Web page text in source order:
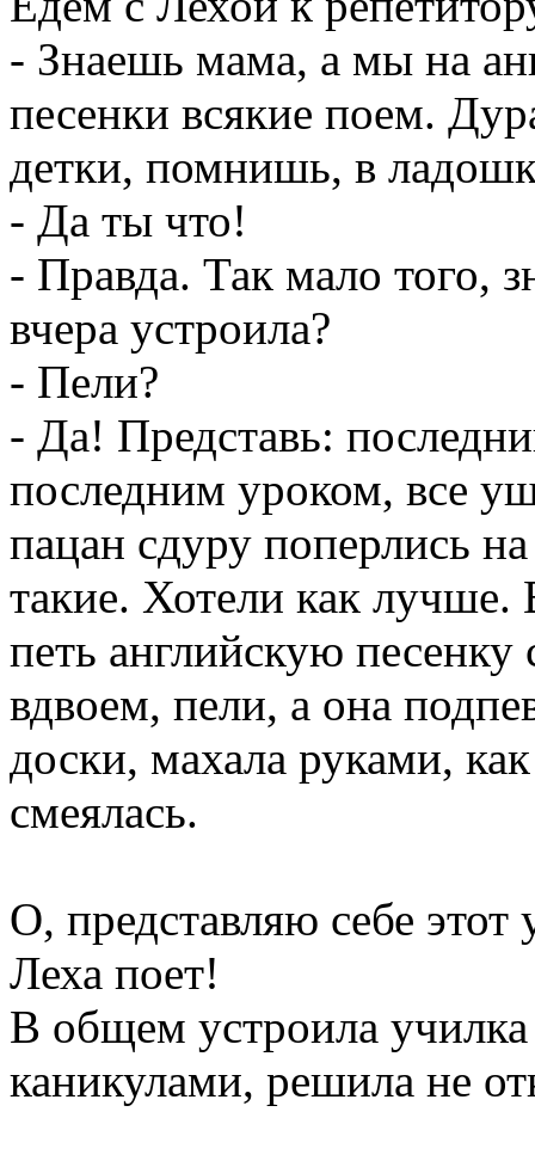
- Знаешь мама, а мы на
песенки всякие поем.
детки, помнишь, в
- Да ты что!
- Правда. Так мало того,
вчера устроила?
- Пели?
- Да! Представь:
последним уроком, все
пацан сдуру поперлись
такие. Хотели как лучше.
петь английскую
вдвоем, пели, а она
доски, махала руками,
смеялась.
О, представляю себе
Леха поет!
В общем устроила училка
каникулами, решила не